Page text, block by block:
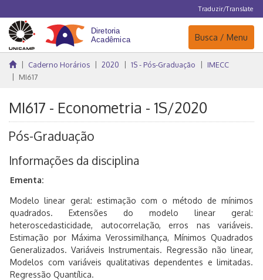
Traduzir/Translate
Navegação
Busca / Menu
Caderno Horários 2020 1S - Pós-Graduação
IMECC
MI617
MI617 - Econometria - 1S/2020
Pós-Graduação
Informações da disciplina
Ementa:
Modelo linear geral: estimação com o método de mínimos
quadrados. Extensões do modelo linear geral:
heteroscedasticidade, autocorrelação, erros nas variáveis.
Estimação por Máxima Verossimilhança, Mínimos Quadrados
Generalizados. Variáveis Instrumentais. Regressão não linear,
Modelos com variáveis qualitativas dependentes e limitadas.
Regressão Quantílica.